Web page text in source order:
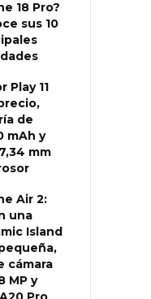
18 Pro?
sus 10
Play 11
de
mAh y
mm
Air 2:
una
Island
cámara
MP y